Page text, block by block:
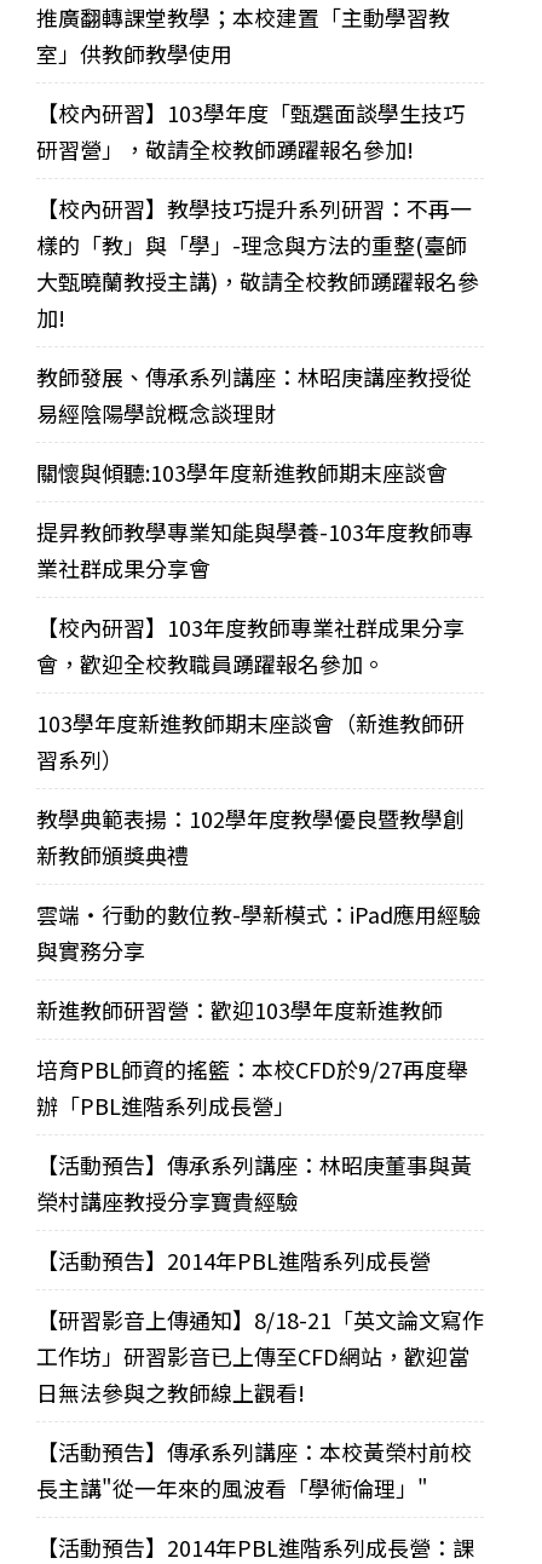
推廣翻轉課堂教學；本校建置「主動學習教
室」供教師教學使用
【校內研習】103學年度「甄選面談學生技巧
研習營」，敬請全校教師踴躍報名參加!
【校內研習】教學技巧提升系列研習：不再一
樣的「教」與「學」-理念與方法的重整(臺師
大甄曉蘭教授主講)，敬請全校教師踴躍報名參
加!
教師發展、傳承系列講座：林昭庚講座教授從
易經陰陽學說概念談理財
關懷與傾聽:103學年度新進教師期末座談會
提昇教師教學專業知能與學養-103年度教師專
業社群成果分享會
【校內研習】103年度教師專業社群成果分享
會，歡迎全校教職員踴躍報名參加。
103學年度新進教師期末座談會（新進教師研
習系列）
教學典範表揚：102學年度教學優良暨教學創
新教師頒獎典禮
雲端‧行動的數位教-學新模式：iPad應用經驗
與實務分享
新進教師研習營：歡迎103學年度新進教師
培育PBL師資的搖籃：本校CFD於9/27再度舉
辦「PBL進階系列成長營」
【活動預告】傳承系列講座：林昭庚董事與黃
榮村講座教授分享寶貴經驗
【活動預告】2014年PBL進階系列成長營
【研習影音上傳通知】8/18-21「英文論文寫作
工作坊」研習影音已上傳至CFD網站，歡迎當
日無法參與之教師線上觀看!
【活動預告】傳承系列講座：本校黃榮村前校
長主講"從一年來的風波看「學術倫理」"
【活動預告】2014年PBL進階系列成長營：課